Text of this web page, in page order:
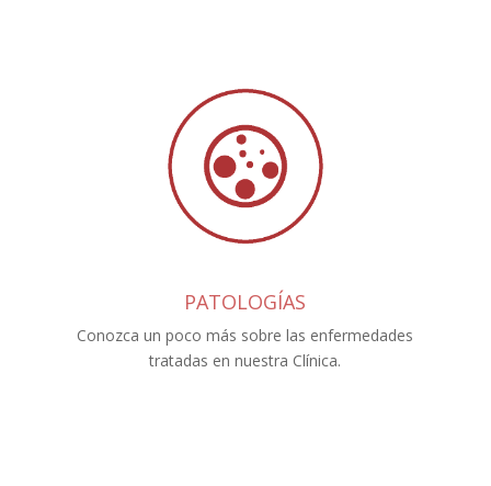
PATOLOGÍAS
Conozca un poco más sobre las enfermedades
tratadas en nuestra Clínica.